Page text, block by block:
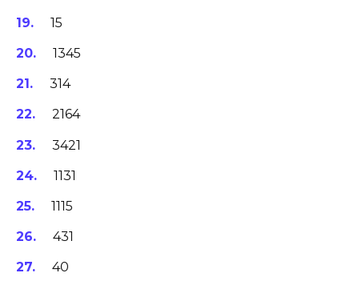
15
1345
314
2164
3421
1131
1115
431
40